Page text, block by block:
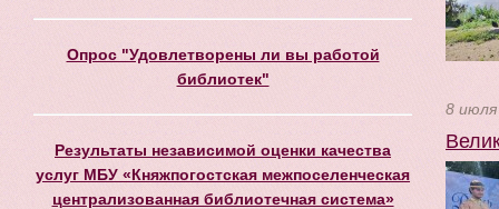
Опрос "Удовлетворены ли вы работой
библиотек"
Результаты независимой оценки качества
услуг МБУ «Княжпогостская межпоселенческая
централизованная библиотечная система»
8